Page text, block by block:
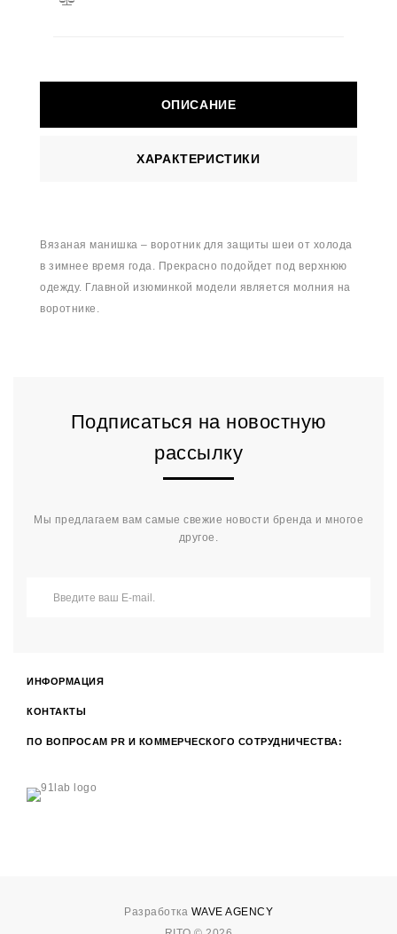
ОПИСАНИЕ
ХАРАКТЕРИСТИКИ
Вязаная манишка – воротник для защиты шеи от холода
в зимнее время года. Прекрасно подойдет под верхнюю
одежду. Главной изюминкой модели является молния на
воротнике.
Подписаться на новостную
рассылку
Мы предлагаем вам самые свежие новости бренда и многое
другое.
ИНФОРМАЦИЯ
КОНТАКТЫ
ПО ВОПРОСАМ PR И КОММЕРЧЕСКОГО СОТРУДНИЧЕСТВА:
Разработка WAVE AGENCY